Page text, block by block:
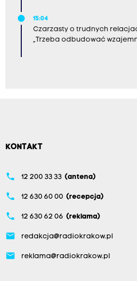
15:04
Czarzasty o trudnych
„Trzeba odbudować
KONTAKT
phone 12 200 33 33 (antena)
phone 12 630 60 00 (recepcja)
phone 12 630 62 06 (reklama)
email redakcja@radiokrakow.pl
email reklama@radiokrakow.pl